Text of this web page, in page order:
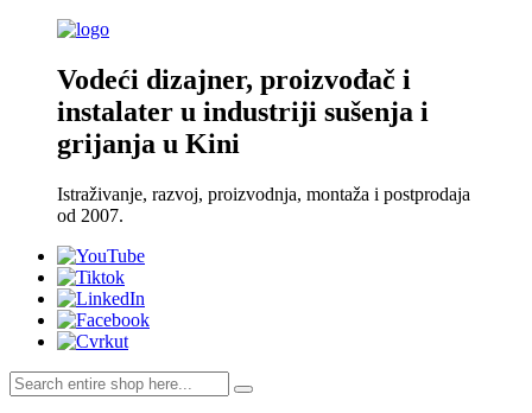
Vodeći dizajner, proizvođač i
instalater u industriji sušenja i
grijanja u Kini
Istraživanje, razvoj, proizvodnja, montaža i postprodaja
od 2007.